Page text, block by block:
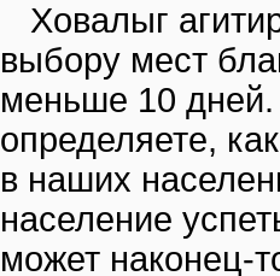
Ховалыг
выбору мест
меньше 10
определяете,
в наших
население
может наконец-